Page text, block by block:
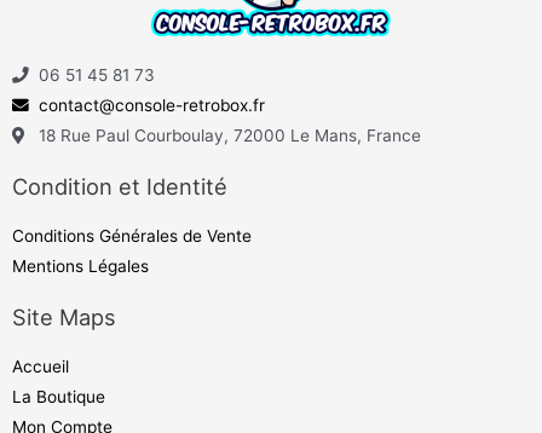
06 51 45 81 73
contact@console-retrobox.fr
18 Rue Paul Courboulay, 72000 Le Mans, France
Condition et Identité
Conditions Générales de Vente
Mentions Légales
Site Maps
Accueil
La Boutique
Mon Compte